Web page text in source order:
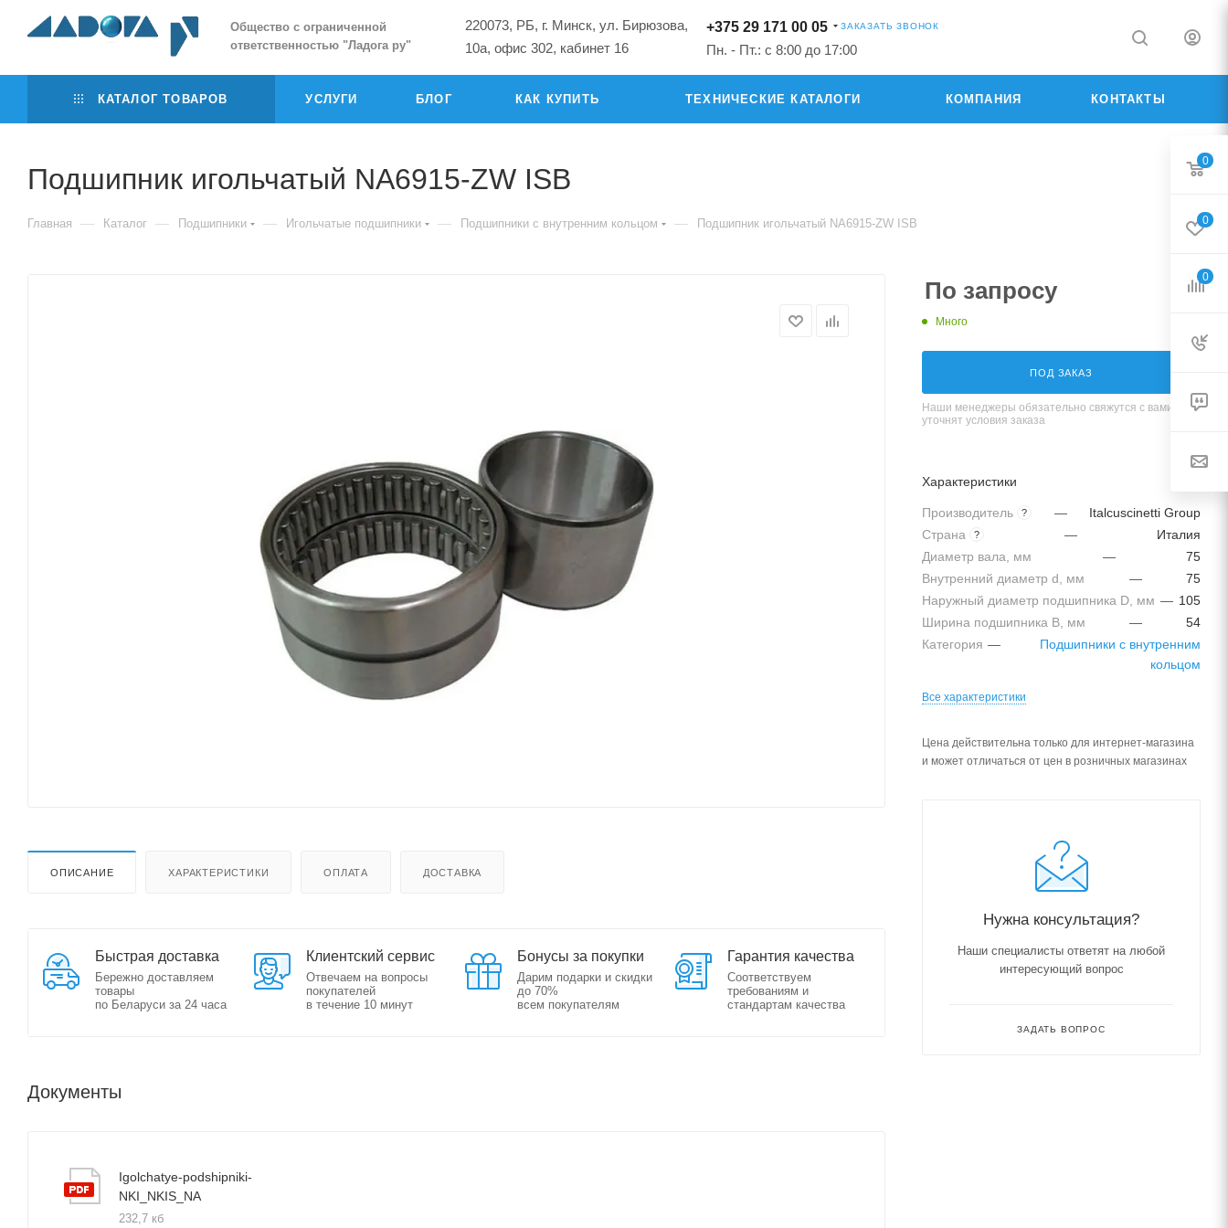
Общество с ограниченной
ответственностью "Ладога ру"
220073, РБ, г. Минск, ул. Бирюзова,
10а, офис 302, кабинет 16
+375 29 171 00 05 ЗАКАЗАТЬ ЗВОНОК
Пн. - Пт.: с 8:00 до 17:00
КАТАЛОГ ТОВАРОВ УСЛУГИ БЛОГ КАК КУПИТЬ ТЕХНИЧЕСКИЕ КАТАЛОГИ КОМПАНИЯ КОНТАКТЫ
Подшипник игольчатый NA6915-ZW ISB
Главная — Каталог — Подшипники — Игольчатые подшипники — Подшипники с внутренним кольцом — Подшипник игольчатый NA6915-ZW ISB
ОПИСАНИЕ ХАРАКТЕРИСТИКИ ОПЛАТА ДОСТАВКА
Быстрая доставка
Бережно доставляем
товары
по Беларуси за 24 часа
Клиентский сервис
Отвечаем на вопросы
покупателей
в течение 10 минут
Бонусы за покупки
Дарим подарки и скидки
до 70%
всем покупателям
Гарантия качества
Соответствуем
требованиям и
стандартам качества
Документы
Igolchatye-podshipniki-
NKI_NKIS_NA
232,7 кб
По запросу
Много
ПОД ЗАКАЗ
Наши менеджеры обязательно свяжутся с вами и
уточнят условия заказа
Характеристики
Производитель ? —
Italcuscinetti Group
Страна
? —
Италия
Диаметр вала, мм
—
75
Внутренний диаметр d, мм
—
75
Наружный диаметр подшипника D, мм — 105
Ширина подшипника B, мм
—
54
Категория —
Подшипники с внутренним
кольцом
Все характеристики
Цена действительна только для интернет-магазина
и может отличаться от цен в розничных магазинах
Нужна консультация?
Наши специалисты ответят на любой
интересующий вопрос
ЗАДАТЬ ВОПРОС
0
0
0